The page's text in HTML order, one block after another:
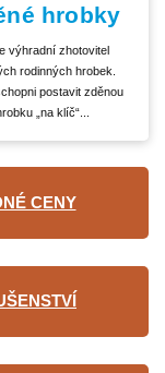
hrobky
výhradní zhotovitel
rodinných hrobek.
postavit zděnou
„na klíč“...
CENY